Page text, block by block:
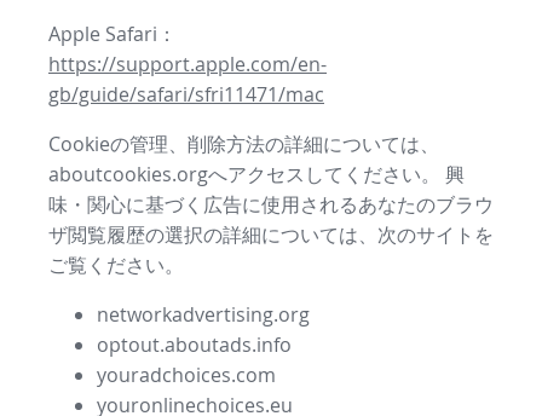
Apple Safari：
https://support.apple.com/en-
gb/guide/safari/sfri11471/mac
Cookieの管理、削除方法の詳細については、
aboutcookies.orgへアクセスしてください。 興
味・関心に基づく広告に使用されるあなたのブラウ
ザ閲覧履歴の選択の詳細については、次のサイトを
ご覧ください。
networkadvertising.org
optout.aboutads.info
youradchoices.com
youronlinechoices.eu